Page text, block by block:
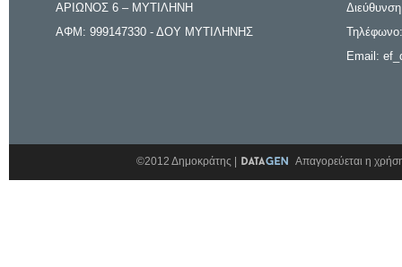
ΑΡΙΩΝΟΣ 6 – ΜΥΤΙΛΗΝΗ
ΑΦΜ: 999147330 - ΔΟΥ ΜΥΤΙΛΗΝΗΣ
Email:
©2012 Δημοκράτης | Απαγορεύεται η